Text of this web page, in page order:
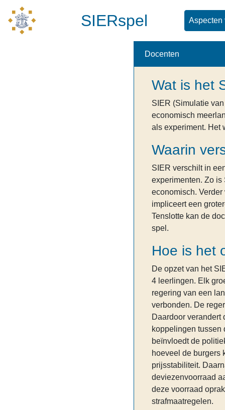
SIERspel Aspecten
Docenten
Wat is het
SIER (Simulatie
economisch
als experiment. Het
Waarin
SIER verschilt in
experimenten. Zo is
economisch.
impliceert een
Tenslotte kan de
spel.
Hoe is het
De opzet van het
4 leerlingen. Elk
regering van een
verbonden. De
Daardoor verandert
koppelingen tussen
beïnvloedt de
hoeveel de burgers
prijsstabiliteit.
deviezenvoorraad
deze voorraad
strafmaatregelen.